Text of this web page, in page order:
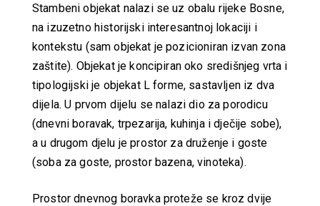
Stambeni objekat nalazi se uz obalu rijeke Bosne,
na izuzetno historijski interesantnoj lokaciji i
kontekstu (sam objekat je pozicioniran izvan zona
zaštite). Objekat je koncipiran oko središnjeg vrta i
tipologijski je objekat L forme, sastavljen iz dva
dijela. U prvom dijelu se nalazi dio za porodicu
(dnevni boravak, trpezarija, kuhinja i dječije sobe),
a u drugom djelu je prostor za druženje i goste
(soba za goste, prostor bazena, vinoteka).
Prostor dnevnog boravka proteže se kroz dvije